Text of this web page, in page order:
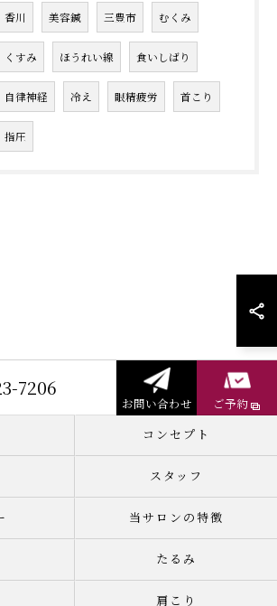
香川 美容鍼 三豊市 むくみ
くすみ ほうれい線 食いしばり
自律神経 冷え 眼精疲労 首こり
指圧
7206
お問い合わせ ご予約
コンセプト
スタッフ
当サロンの特徴
たるみ
肩こり